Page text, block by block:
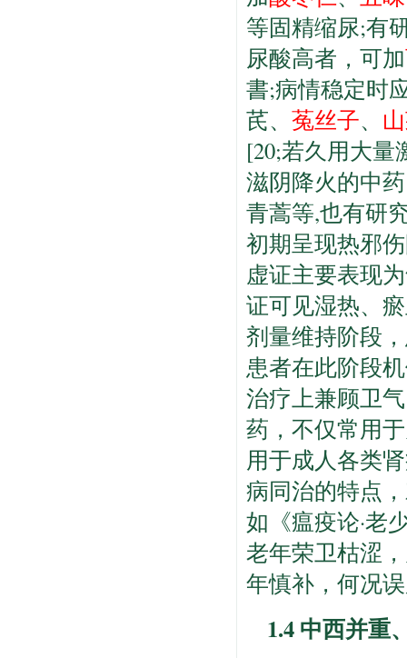
等固精缩尿;有
尿酸高者，可加
書;病情稳定时
芪、 菟丝子、
[20;若久用大
滋阴降火的中
青蒿等,也有研
初期呈现热邪
虚证主要表现
证可见湿热、
剂量维持阶段
患者在此阶段
治疗上兼顾卫
药，不仅常用
用于成人各类
病同治的特点
如《瘟疫论·老
老年荣卫枯涩
年慎补，何况
1.4 中西并重